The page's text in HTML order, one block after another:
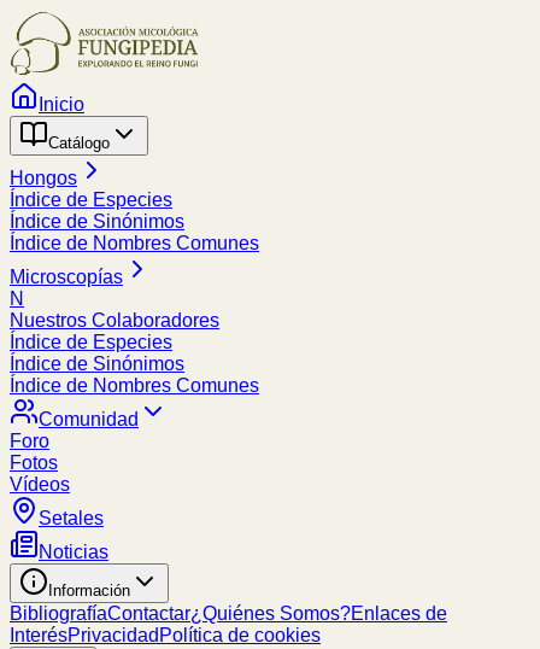
Inicio
Catálogo
Hongos
Índice de Especies
Índice de Sinónimos
Índice de Nombres Comunes
Microscopías
N
Nuestros Colaboradores
Índice de Especies
Índice de Sinónimos
Índice de Nombres Comunes
Comunidad
Foro
Fotos
Vídeos
Setales
Noticias
Información
BibliografíaContactar¿Quiénes Somos?Enlaces de
InterésPrivacidad Política de cookies